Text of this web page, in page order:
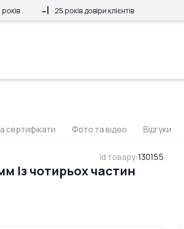
років 25 років довіри клієнтів
сертифікати Фото та відео Відгуки
id товару:130155
Із чотирьох частин